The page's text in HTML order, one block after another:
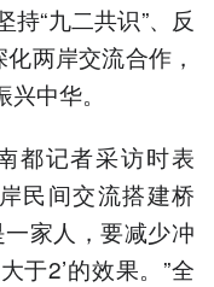
“九二共识”、反
两岸交流合作，
中华。
都记者采访时表
民间交流搭建桥
家人，要减少冲
于2’的效果。”全